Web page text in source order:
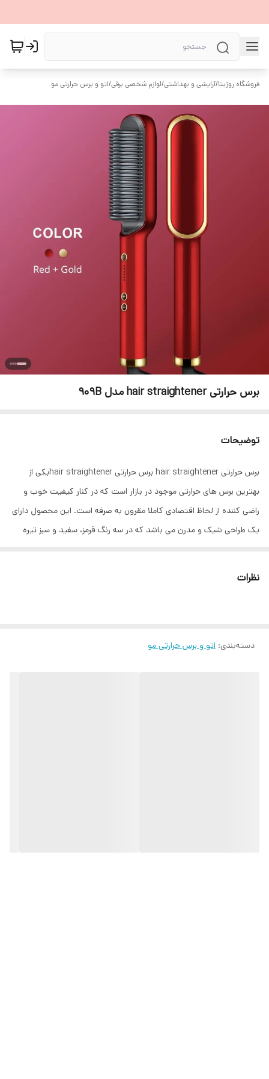
فروشگاه روژیتا/آرایشی و بهداشتی/لوازم شخصی برقی/اتو و برس حرارتی مو
برس حرارتی hair straightener مدل 909B
توضیحات
برس حرارتی hair straightener برس حرارتی hair straightenerیکی از
بهترین برس های حرارتی موجود در بازار است که در کنار کیفیت خوب و
راضی کننده از لحاظ اقتصادی کاملا مقرون به صرفه است. این محصول دارای
یک طراحی شیک و مدرن می باشد که در سه رنگ قرمز، سفید و سبز تیره
نظرات
دسته‌بندی: اتو و برس حرارتی مو